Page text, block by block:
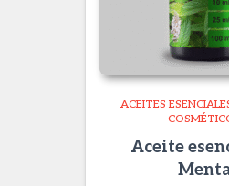
ACEITES
Aceite